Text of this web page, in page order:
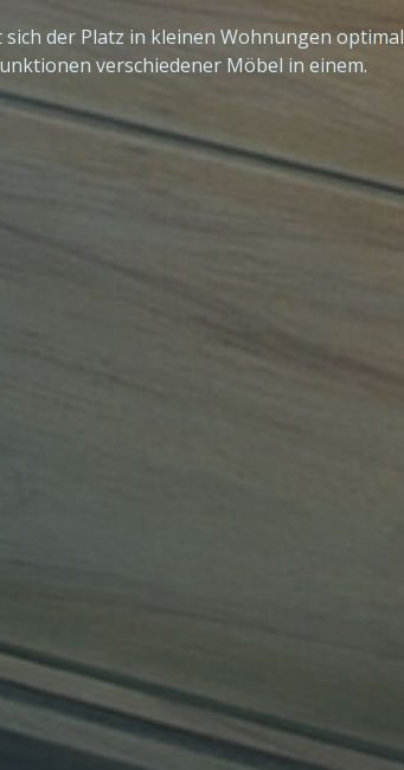
der Platz in kleinen Wohnungen optimal
verschiedener Möbel in einem.